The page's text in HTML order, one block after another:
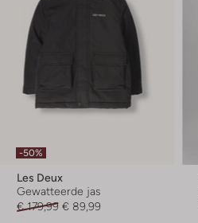
-50%
Les Deux
Gewatteerde jas
€ 179,99 € 89,99